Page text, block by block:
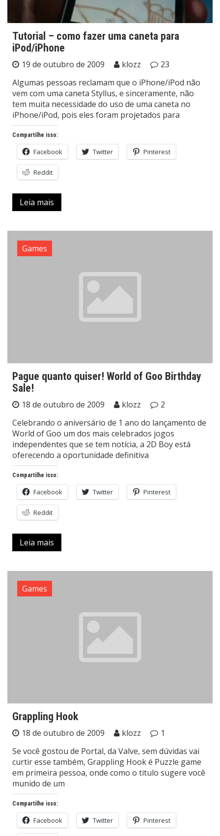
Tutorial – como fazer uma caneta para
iPod/iPhone
19 de outubro de 2009 klozz
23
Algumas pessoas reclamam que o iPhone/iPod não
vem com uma caneta Styllus, e sinceramente, não
tem muita necessidade do uso de uma caneta no
iPhone/iPod, pois eles foram projetados para
Compartilhe isso:
Facebook Twitter Pinterest
Reddit
Leia mais
Games
Pague quanto quiser! World of Goo Birthday
Sale!
18 de outubro de 2009 klozz
2
Celebrando o aniversário de 1 ano do lançamento de
World of Goo um dos mais celebrados jogos
independentes que se tem notícia, a 2D Boy está
oferecendo a oportunidade definitiva
Compartilhe isso:
Facebook Twitter Pinterest
Reddit
Leia mais
Games
Grappling Hook
18 de outubro de 2009 klozz
1
Se você gostou de Portal, da Valve, sem dúvidas vai
curtir esse também, Grappling Hook é Puzzle game
em primeira pessoa, onde como o titulo sugere você
munido de um
Compartilhe isso:
Facebook Twitter Pinterest